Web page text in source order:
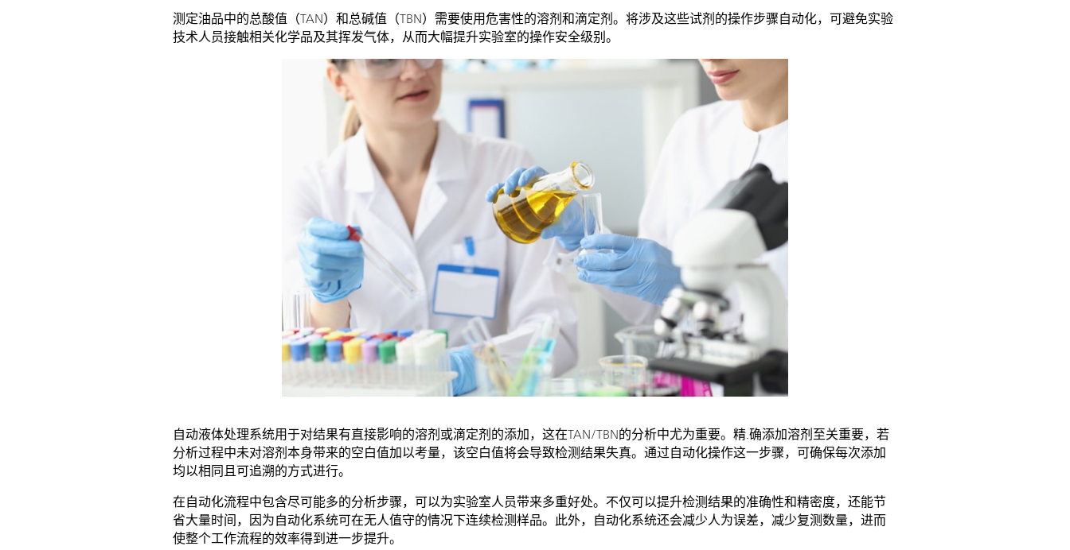
测定油品中的总酸值（TAN）和总碱值（TBN）需要使用危害性的溶剂和滴定剂。将涉及这些试剂的操作步骤自动化，可避免实验
技术人员接触相关化学品及其挥发气体，从而大幅提升实验室的操作安全级别。
自动液体处理系统用于对结果有直接影响的溶剂或滴定剂的添加，这在TAN/TBN的分析中尤为重要。精.确添加溶剂至关重要，若
分析过程中未对溶剂本身带来的空白值加以考量，该空白值将会导致检测结果失真。通过自动化操作这一步骤，可确保每次添加
均以相同且可追溯的方式进行。
在自动化流程中包含尽可能多的分析步骤，可以为实验室人员带来多重好处。不仅可以提升检测结果的准确性和精密度，还能节
省大量时间，因为自动化系统可在无人值守的情况下连续检测样品。此外，自动化系统还会减少人为误差，减少复测数量，进而
使整个工作流程的效率得到进一步提升。